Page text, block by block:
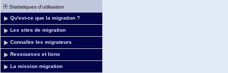
Statistiques d'utilisation
Qu'est-ce que la migration ?
Les sites de migration
Connaître les migrateurs
Ressources et liens
La mission migration